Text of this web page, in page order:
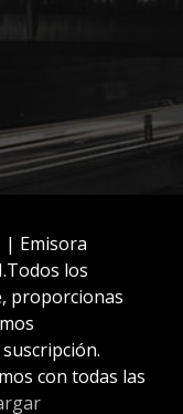
| Emisora
los
proporcionas
con todas las